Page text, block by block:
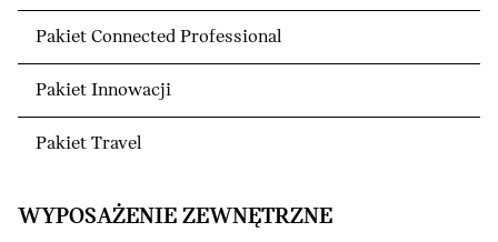
Pakiet Connected Professional
Pakiet Innowacji
Pakiet Travel
WYPOSAŻENIE ZEWNĘTRZNE